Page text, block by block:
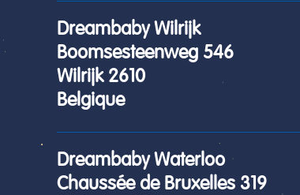
Dreambaby Wilrijk
Boomsesteenweg 546
Wilrijk 2610
Belgique
Dreambaby Waterloo
Chaussée de Bruxelles 319